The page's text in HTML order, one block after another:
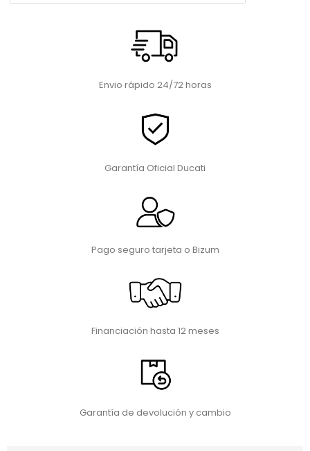
Envio rápido 24/72 horas
Garantía Oficial Ducati
Pago seguro tarjeta o Bizum
Financiación hasta 12 meses
Garantía de devolución y cambio